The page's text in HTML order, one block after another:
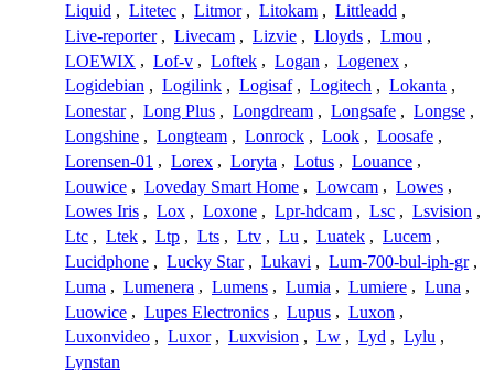
Liquid , Litetec , Litmor , Litokam , Littleadd ,
Live-reporter , Livecam , Lizvie , Lloyds , Lmou ,
LOEWIX , Lof-v , Loftek , Logan , Logenex ,
Logidebian , Logilink , Logisaf , Logitech , Lokanta ,
Lonestar , Long Plus , Longdream , Longsafe , Longse ,
Longshine , Longteam , Lonrock , Look , Loosafe ,
Lorensen-01 , Lorex , Loryta , Lotus , Louance ,
Louwice , Loveday Smart Home , Lowcam , Lowes ,
Lowes Iris , Lox , Loxone , Lpr-hdcam , Lsc , Lsvision ,
Ltc , Ltek , Ltp , Lts , Ltv , Lu , Luatek , Lucem ,
Lucidphone , Lucky Star , Lukavi , Lum-700-bul-iph-gr ,
Luma , Lumenera , Lumens , Lumia , Lumiere , Luna ,
Luowice , Lupes Electronics , Lupus , Luxon ,
Luxonvideo , Luxor , Luxvision , Lw , Lyd , Lylu ,
Lynstan